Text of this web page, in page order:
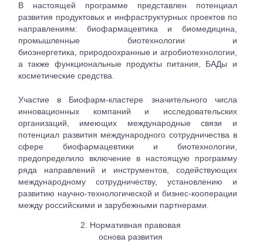
В настоящей программе представлен потенциал
развития продуктовых и инфраструктурных проектов по
направлениям: биофармацевтика и биомедицина,
промышленные биотехнологии и
биоэнергетика, природоохранные и агробиотехнологии,
а также функциональные продукты питания, БАДы и
косметические средства.
Участие в Биофарм-кластере значительного числа
инновационных компаний и исследовательских
организаций, имеющих международные связи и
потенциал развития международного сотрудничества в
сфере биофармацевтики и биотехнологии,
предопределило включение в настоящую программу
ряда направлений и инструментов, содействующих
международному сотрудничеству, установлению и
развитию научно-технологической и бизнес-кооперации
между российскими и зарубежными партнерами.
2. Нормативная правовая
основа развития